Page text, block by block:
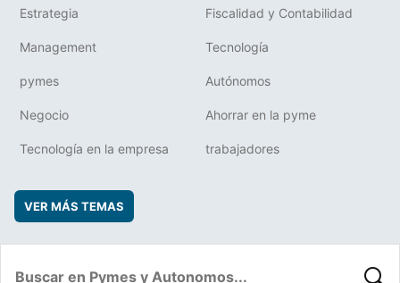
Estrategia Fiscalidad y Contabilidad
Management Tecnología
pymes Autónomos
Negocio Ahorrar en la pyme
Tecnología en la empresa trabajadores
VER MÁS TEMAS